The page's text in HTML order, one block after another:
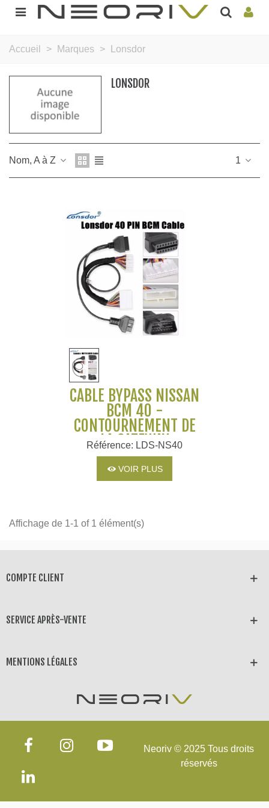
Accueil > Marques > Lonsdor
LONSDOR
Nom, A à Z 1
CÂBLE BYPASS NISSAN
BCM 40 -
CONTOURNEMENT DE
LA GATEWAY
Référence: LDS-NS40
VOIR PLUS
Affichage de 1-1 of 1 élément(s)
COMPTE CLIENT
SERVICE APRÈS-VENTE
MENTIONS LÉGALES
Neoriv © 2025 Tous droits
réservés